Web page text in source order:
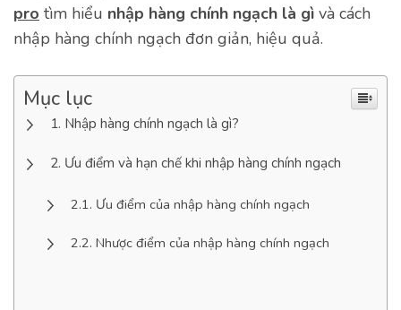
pro tìm hiểu nhập hàng chính ngạch là gì và cách
nhập hàng chính ngạch đơn giản, hiệu quả.
Mục lục
Nhập hàng chính ngạch là gì?
Ưu điểm và hạn chế khi nhập hàng chính ngạch
Ưu điểm của nhập hàng chính ngạch
Nhược điểm của nhập hàng chính ngạch